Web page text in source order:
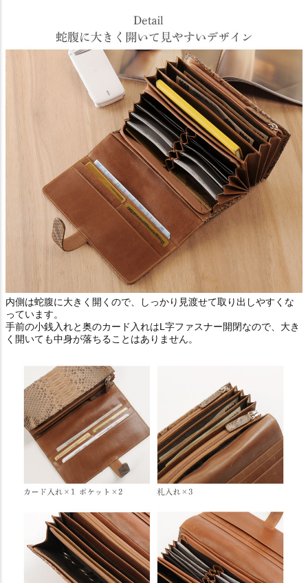
内側は蛇腹に大きく開くので、しっかり見渡せて取り出しやすくな
っています。
手前の小銭入れと奥のカード入れはL字ファスナー開閉なので、大き
く開いても中身が落ちることはありません。